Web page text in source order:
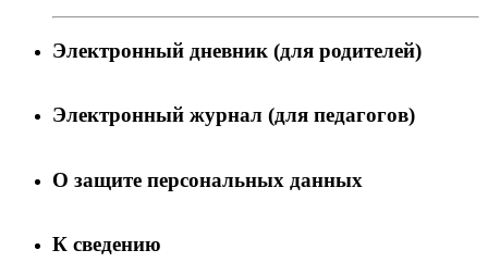
Электронный дневник (для родителей)
Электронный журнал (для педагогов)
О защите персональных данных
К сведению